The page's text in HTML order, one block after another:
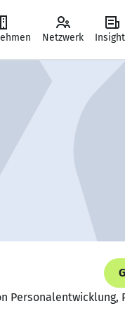
Netzwerk
Personalentwicklung,